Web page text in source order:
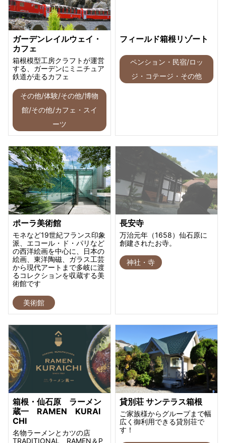
ガーデンレイルウェイ・
カフェ
箱根模型工房クラフトが運営
する、ガーデンにミニチュア
鉄道が走るカフェ
その他/体験/その他/博物
館/その他/カフェ・スイ
ーツ
フィールド箱根リゾート
ペンション・民宿/ロッ
ジ・コテージ・その他
ポーラ美術館
モネなど19世紀フランス印象
派、エコール・ド・パリなど
の西洋絵画を中心に、日本の
絵画、東洋陶磁、ガラス工芸
から現代アートまで多岐に渡
るコレクションを収蔵する美
術館です
美術館
長安寺
万治元年（1658）仙石原に
創建されたお寺。
神社・寺
箱根・仙石原 ラーメン
蔵一 RAMEN KURAI
CHI
名物ラーメンとカツの店
TRADITIONAL RAMEN＆P
貸別荘 サンテラス箱根
ご家族様からグループまで幅
広く御利用できる貸別荘で
す！